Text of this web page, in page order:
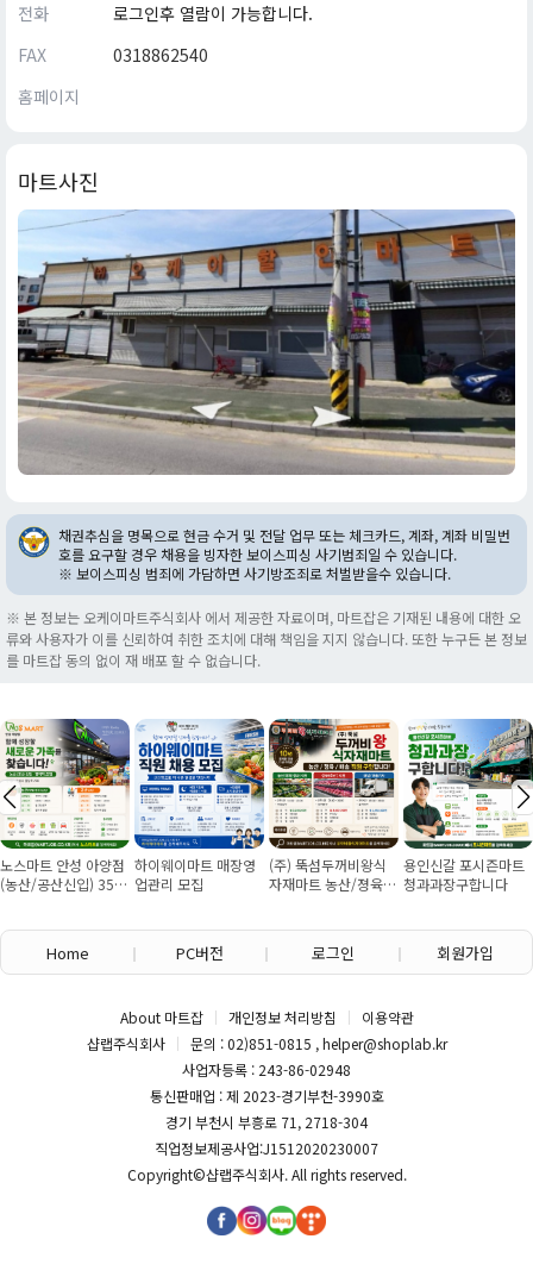
전화
로그인후 열람이 가능합니다.
FAX
0318862540
홈페이지
마트사진
채권추심을 명목으로 현금 수거 및 전달 업무 또는 체크카드, 계좌, 계좌 비밀번
호를 요구할 경우 채용을 빙자한 보이스피싱 사기범죄일 수 있습니다.
※ 보이스피싱 범죄에 가담하면 사기방조죄로 처벌받을수 있습니다.
※ 본 정보는 오케이마트주식회사 에서 제공한 자료이며, 마트잡은 기재된 내용에 대한 오
류와 사용자가 이를 신뢰하여 취한 조치에 대해 책임을 지지 않습니다. 또한 누구든 본 정보
를 마트잡 동의 없이 재 배포 할 수 없습니다.
노스마트 안성 아양점
(농산/공산신입) 355
하이웨이마트 매장영
업관리 모집
(주) 뚝섬두꺼비왕식
자재마트 농산/졍육/
용인신갈 포시즌마트
청과과장구합니다
Home PC버전 로그인 회원가입
About 마트잡 개인정보 처리방침
이용약관
샵랩주식회사
문의 : 02)851-0815 , helper@shoplab.kr
사업자등록 : 243-86-02948
통신판매업 : 제 2023-경기부천-3990호
경기 부천시 부흥로 71, 2718-304
직업정보제공사업:J1512020230007
Copyright©샵랩주식회사. All rights reserved.